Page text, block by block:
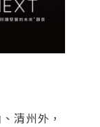
清州外，